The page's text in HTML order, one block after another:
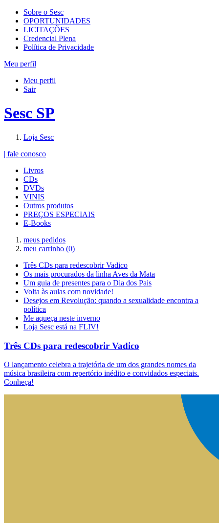
Sobre o Sesc
OPORTUNIDADES
LICITAÇÕES
Credencial Plena
Política de Privacidade
Meu perfil
Meu perfil
Sair
Sesc SP
Loja Sesc
| fale conosco
Livros
CDs
DVDs
VINIS
Outros produtos
PREÇOS ESPECIAIS
E-Books
meus pedidos
meu carrinho (0)
Três CDs para redescobrir Vadico
Os mais procurados da linha Aves da Mata
Um guia de presentes para o Dia dos Pais
Volta às aulas com novidade!
Desejos em Revolução: quando a sexualidade encontra a
política
Me aqueça neste inverno
Loja Sesc está na FLIV!
Três CDs para redescobrir Vadico
O lançamento celebra a trajetória de um dos grandes nomes da
música brasileira com repertório inédito e convidados especiais.
Conheça!